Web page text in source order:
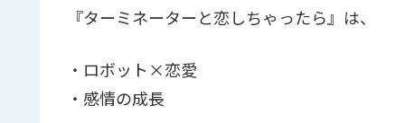
『ターミネーターと恋しちゃったら』は、
・ロボット×恋愛
・感情の成長